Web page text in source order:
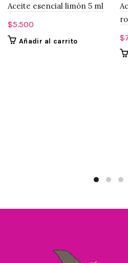
Aceite esencial limón 5 ml
$5.500
Añadir al carrito
$